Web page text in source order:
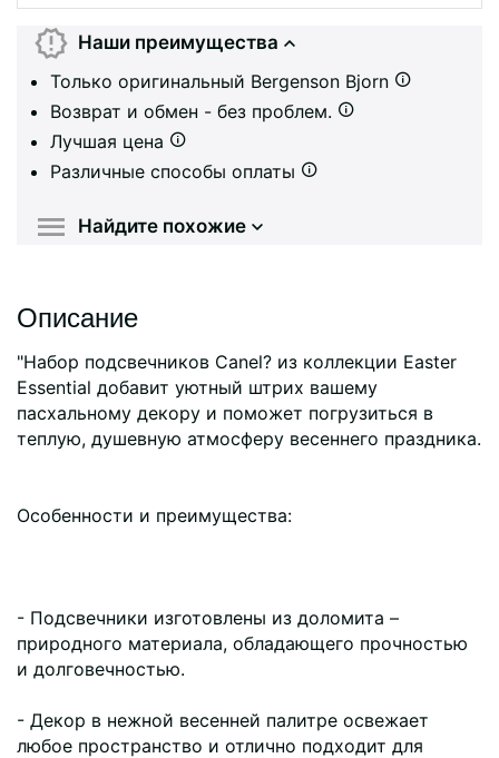
Наши преимущества
Только оригинальный Bergenson Bjorn
Возврат и обмен - без проблем.
Лучшая цена
Различные способы оплаты
Найдите похожие
Описание
"Набор подcвечников Canel? из коллекции Easter
Essential добавит уютный штрих вашему
пасхальному декору и поможет погрузиться в
теплую, душевную атмосферу весеннего праздника.
Особенности и преимущества:
- Подсвечники изготовлены из доломита –
природного материала, обладающего прочностью
и долговечностью.
- Декор в нежной весенней палитре освежает
любое пространство и отлично подходит для